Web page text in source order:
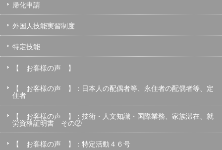
帰化申請
外国人技能実習制度
特定技能
【 お客様の声 】
【 お客様の声 】：日本人の配偶者等、永住者の配偶者等、定
住者
【 お客様の声 】：技術・人文知識・国際業務、家族滞在、就
労資格証明書 その②
【 お客様の声 】：特定活動４６号